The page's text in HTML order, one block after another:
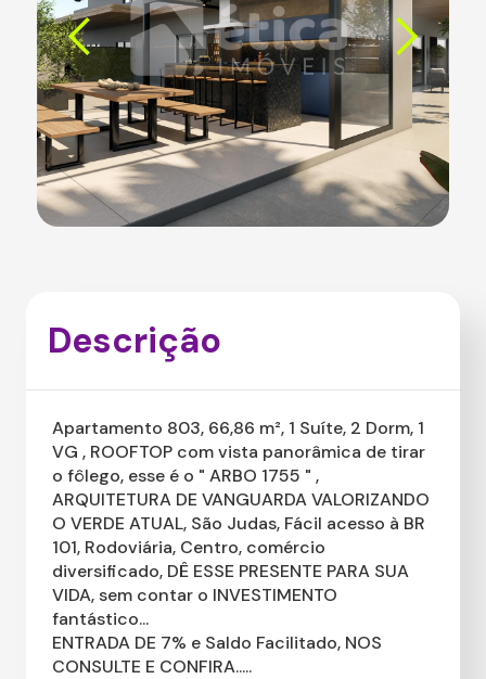
Descrição
Apartamento 803, 66,86 m², 1 Suíte, 2 Dorm, 1
VG , ROOFTOP com vista panorâmica de tirar
o fôlego, esse é o " ARBO 1755 " ,
ARQUITETURA DE VANGUARDA VALORIZANDO
O VERDE ATUAL, São Judas, Fácil acesso à BR
101, Rodoviária, Centro, comércio
diversificado, DÊ ESSE PRESENTE PARA SUA
VIDA, sem contar o INVESTIMENTO
fantástico...
ENTRADA DE 7% e Saldo Facilitado, NOS
CONSULTE E CONFIRA.....